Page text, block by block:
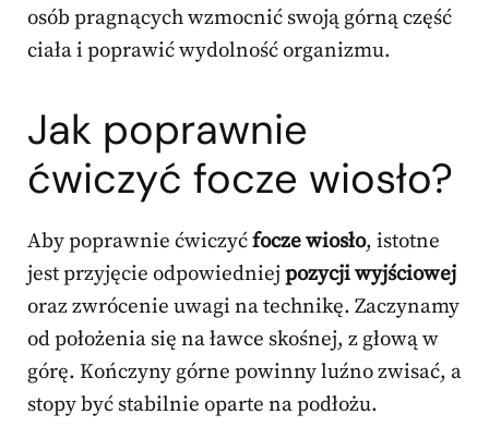
osób pragnących wzmocnić swoją górną część
ciała i poprawić wydolność organizmu.
Jak poprawnie
ćwiczyć focze wiosło?
Aby poprawnie ćwiczyćfocze wiosło, istotne
jest przyjęcie odpowiedniejpozycji wyjściowej
oraz zwrócenie uwagi na technikę. Zaczynamy
od położenia się na ławce skośnej, z głową w
górę. Kończyny górne powinny luźno zwisać, a
stopy być stabilnie oparte na podłożu.